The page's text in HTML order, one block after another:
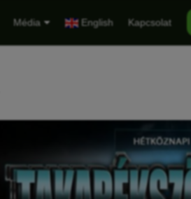
Média English Kapcsolat